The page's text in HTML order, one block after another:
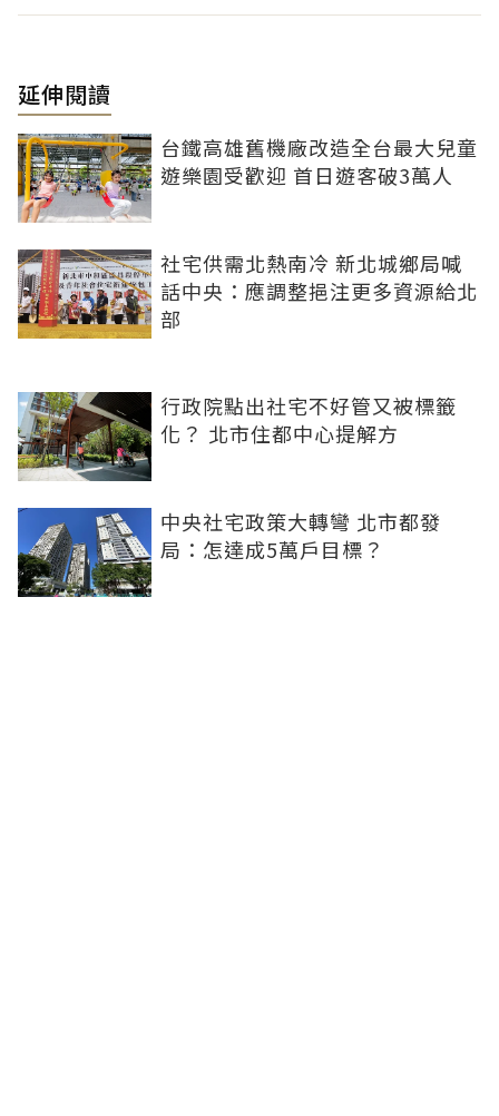
延伸閱讀
台鐵高雄舊機廠改造全台最大兒童
遊樂園受歡迎 首日遊客破3萬人
社宅供需北熱南冷 新北城鄉局喊
話中央：應調整挹注更多資源給北
部
行政院點出社宅不好管又被標籤
化？ 北市住都中心提解方
中央社宅政策大轉彎 北市都發
局：怎達成5萬戶目標？